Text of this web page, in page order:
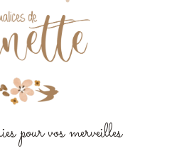
pour vos merveilles